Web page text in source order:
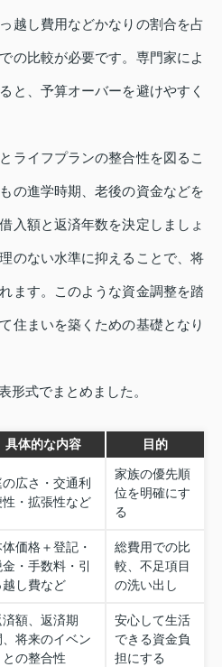
越し費用などかなりの割合を占
の比較が必要です。専門家によ
と、予算オーバーを避けやすく
ライフプランの整合性を図るこ
の進学時期、老後の資金などを
入額と返済年数を決定しましょ
のない水準に抑えることで、将
ます。このような資金調整を踏
住まいを築くための基礎となり
形式でまとめました。
具体的な内容 目的
の広さ・交通利
性・拡張性など
家族の優先順
位を明確にす
る
価格＋登記・
・手数料・引
越し費など
総費用での比
較、不足項目
の洗い出し
済額、返済期
、将来のイベン
との整合性
安心して生活
できる資金負
担にする